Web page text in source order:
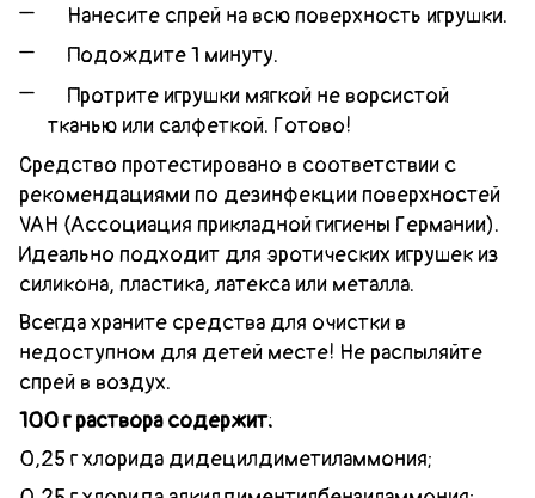
Нанесите спрей на всю поверхность игрушки.
Подождите 1 минуту.
Протрите игрушки мягкой не ворсистой
тканью или салфеткой. Готово!
Средство протестировано в соответствии с
рекомендациями по дезинфекции поверхностей
VAH (Ассоциация прикладной гигиены Германии).
Идеально подходит для эротических игрушек из
силикона, пластика, латекса или металла.
Всегда храните средства для очистки в
недоступном для детей месте! Не распыляйте
спрей в воздух.
100 г раствора содержит:
0,25 г хлорида дидецилдиметиламмония;